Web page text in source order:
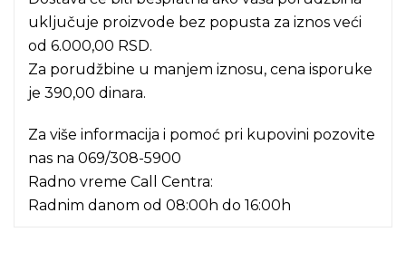
uključuje proizvode bez popusta za iznos veći
od 6.000,00 RSD.
Za porudžbine u manjem iznosu, cena isporuke
je 390,00 dinara.
Za više informacija i pomoć pri kupovini pozovite
nas na 069/308-5900
Radno vreme Call Centra:
Radnim danom od 08:00h do 16:00h